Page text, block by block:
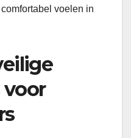
voelen in